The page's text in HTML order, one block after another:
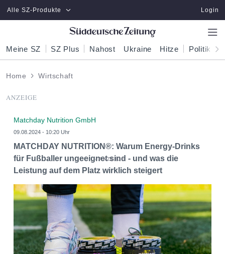
Zum Hauptinhalt springen
Alle SZ-Produkte Login
Meine SZ SZ Plus Nahost Ukraine Hitze Politik
Home Wirtschaft
ANZEIGE
Matchday Nutrition GmbH
09.08.2024 - 10:20 Uhr
MATCHDAY NUTRITION®: Warum Energy-Drinks
für Fußballer ungeeignet sind - und was die
Leistung auf dem Platz wirklich steigert